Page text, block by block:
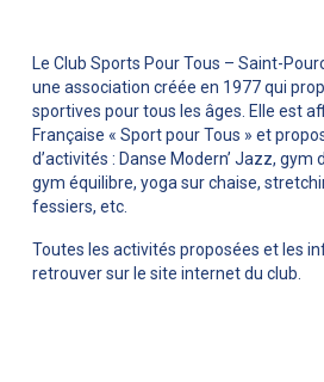
Le Club Sports Pour Tous – Saint-
une association créée en 1977 qui
sportives pour tous les âges. Elle est
Française « Sport pour Tous » et
d’activités : Danse Modern’ Jazz, gym
gym équilibre, yoga sur chaise,
fessiers, etc.
Toutes les activités proposées et les
retrouver sur le site internet du club.